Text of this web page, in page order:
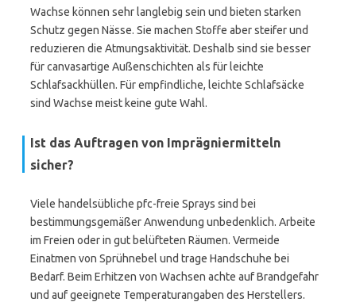
Wachse können sehr langlebig sein und bieten starken
Schutz gegen Nässe. Sie machen Stoffe aber steifer und
reduzieren die Atmungsaktivität. Deshalb sind sie besser
für canvasartige Außenschichten als für leichte
Schlafsackhüllen. Für empfindliche, leichte Schlafsäcke
sind Wachse meist keine gute Wahl.
Ist das Auftragen von Imprägniermitteln
sicher?
Viele handelsübliche pfc-freie Sprays sind bei
bestimmungsgemäßer Anwendung unbedenklich. Arbeite
im Freien oder in gut belüfteten Räumen. Vermeide
Einatmen von Sprühnebel und trage Handschuhe bei
Bedarf. Beim Erhitzen von Wachsen achte auf Brandgefahr
und auf geeignete Temperaturangaben des Herstellers.